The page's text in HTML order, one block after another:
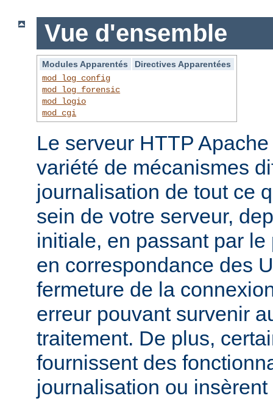
Vue d'ensemble
Modules Apparentés
Directives Apparentées
mod_log_config
mod_log_forensic
mod_logio
mod_cgi
Le serveur HTTP
variété de mécanismes
journalisation de tout ce
sein de votre serveur,
initiale, en passant par
en correspondance des
fermeture de la
erreur pouvant survenir
traitement. De plus,
fournissent des
journalisation ou